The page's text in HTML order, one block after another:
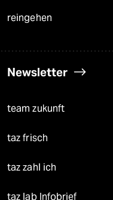
reingehen
Newsletter
team zukunft
taz frisch
taz zahl ich
taz lab Infobrief